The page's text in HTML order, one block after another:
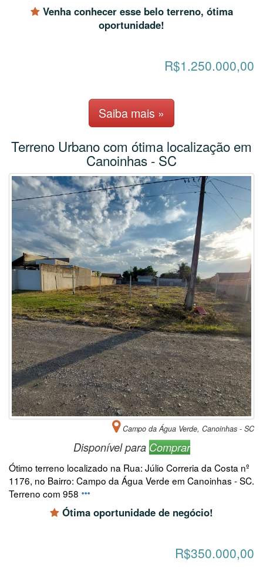
Venha conhecer esse belo terreno, ótima
oportunidade!
R$1.250.000,00
Saiba mais »
Terreno Urbano com ótima localização em
Canoinhas - SC
Campo da Água Verde, Canoinhas - SC
Disponível para Comprar
Ótimo terreno localizado na Rua: Júlio Correria da Costa nº
1176, no Bairro: Campo da Água Verde em Canoinhas - SC.
Terreno com 958
Ótima oportunidade de negócio!
R$350.000,00